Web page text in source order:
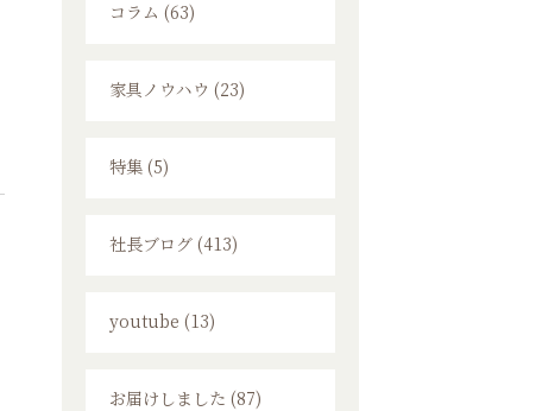
コラム (63)
家具ノウハウ (23)
特集 (5)
社長ブログ (413)
youtube (13)
お届けしました (87)